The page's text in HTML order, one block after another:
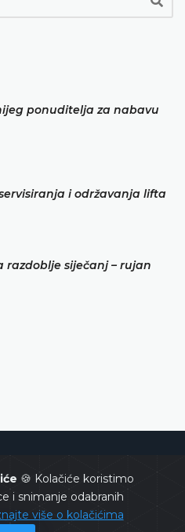
🍪 Kolačiće koristimo
i snimanje odabranih
više o kolačićima
ponuditelja za nabavu
i održavanja lifta
siječanj – rujan